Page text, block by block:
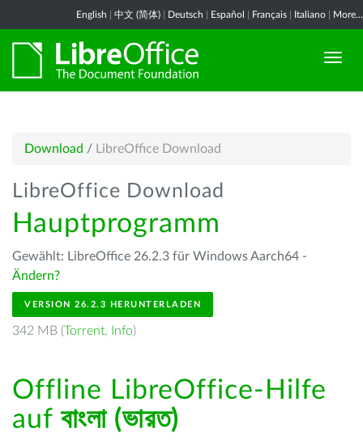
English 中文 (简体) Deutsch Español Français Italiano More...
Download / LibreOffice Download
LibreOffice Download
Hauptprogramm
Gewählt: LibreOffice 26.2.3 für Windows Aarch64 -
Ändern?
VERSION 26.2.3 HERUNTERLADEN
342 MB (Torrent, Info)
Offline LibreOffice-Hilfe
auf বাংলা (ভারত)